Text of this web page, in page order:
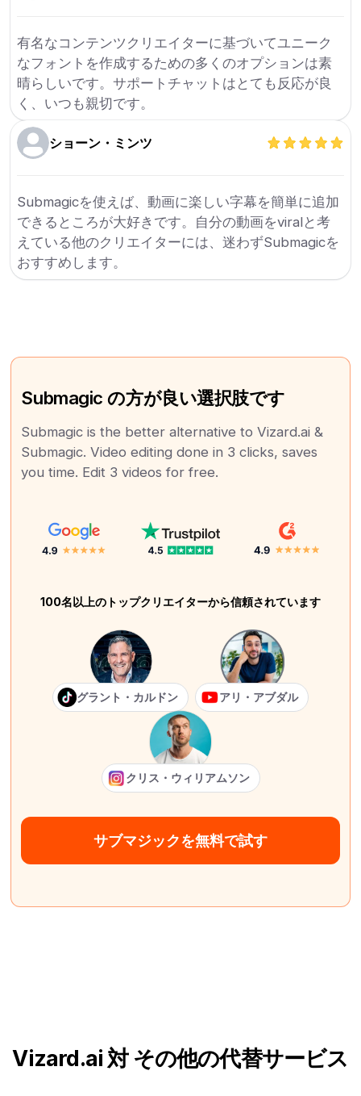
有名なコンテンツクリエイターに基づいてユニーク
なフォントを作成するための多くのオプションは素
晴らしいです。サポートチャットはとても反応が良
く、いつも親切です。
ショーン・ミンツ
Submagicを使えば、動画に楽しい字幕を簡単に追加
できるところが大好きです。自分の動画をviralと考
えている他のクリエイターには、迷わずSubmagicを
おすすめします。
Submagic の方が良い選択肢です
Submagic is the better alternative to Vizard.ai &
Submagic. Video editing done in 3 clicks, saves
you time. Edit 3 videos for free.
100名以上のトップクリエイターから信頼されています
グラント・カルドン アリ・アブダル
クリス・ウィリアムソン
サブマジックを無料で試す
Vizard.ai 対 その他の代替サービス